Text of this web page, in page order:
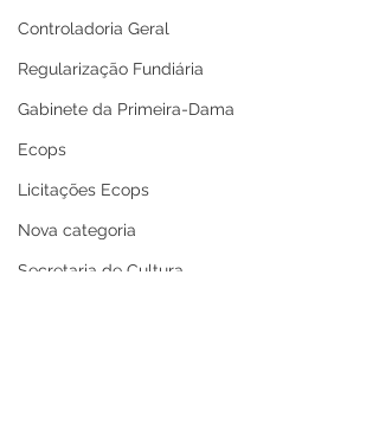
Controladoria Geral
Regularização Fundiária
Gabinete da Primeira-Dama
Ecops
Licitações Ecops
Nova categoria
Secretaria de Cultura